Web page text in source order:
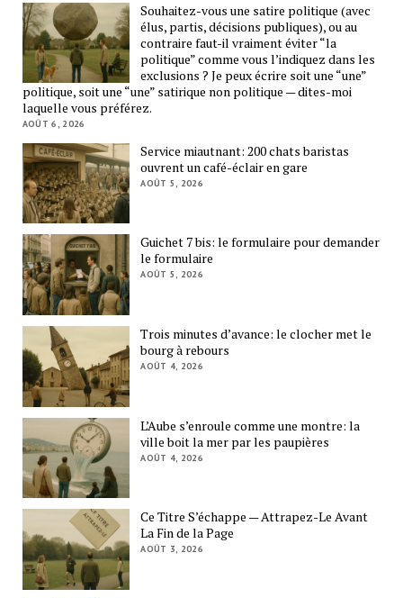
Souhaitez-vous une satire politique (avec
élus, partis, décisions publiques), ou au
contraire faut-il vraiment éviter “la
politique” comme vous l’indiquez dans les
exclusions ? Je peux écrire soit une “une”
politique, soit une “une” satirique non politique — dites-moi
laquelle vous préférez.
AOÛT 6, 2026
Service miautnant: 200 chats baristas
ouvrent un café-éclair en gare
AOÛT 5, 2026
Guichet 7 bis: le formulaire pour demander
le formulaire
AOÛT 5, 2026
Trois minutes d’avance: le clocher met le
bourg à rebours
AOÛT 4, 2026
L’Aube s’enroule comme une montre: la
ville boit la mer par les paupières
AOÛT 4, 2026
Ce Titre S’échappe — Attrapez-Le Avant
La Fin de la Page
AOÛT 3, 2026